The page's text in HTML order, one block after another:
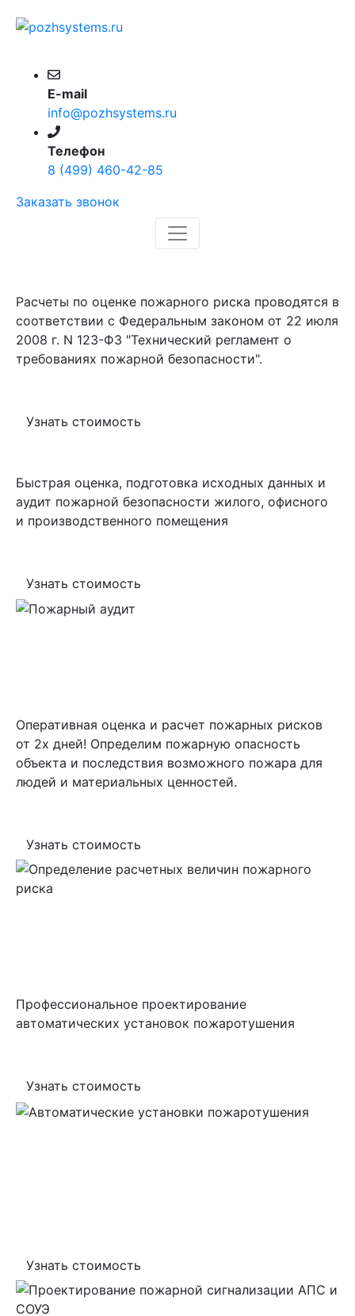
E-mail
info@pozhsystems.ru
Телефон
8 (499) 460-42-85
Заказать звонок
Расчеты по оценке пожарного риска проводятся в
соответствии с Федеральным законом от 22 июля
2008 г. N 123-ФЗ "Технический регламент о
требованиях пожарной безопасности".
Узнать стоимость
Быстрая оценка, подготовка исходных данных и
аудит пожарной безопасности жилого, офисного
и производственного помещения
Узнать стоимость
Оперативная оценка и расчет пожарных рисков
от 2х дней! Определим пожарную опасность
объекта и последствия возможного пожара для
людей и материальных ценностей.
Узнать стоимость
Профессиональное проектирование
автоматических установок пожаротушения
Узнать стоимость
Узнать стоимость